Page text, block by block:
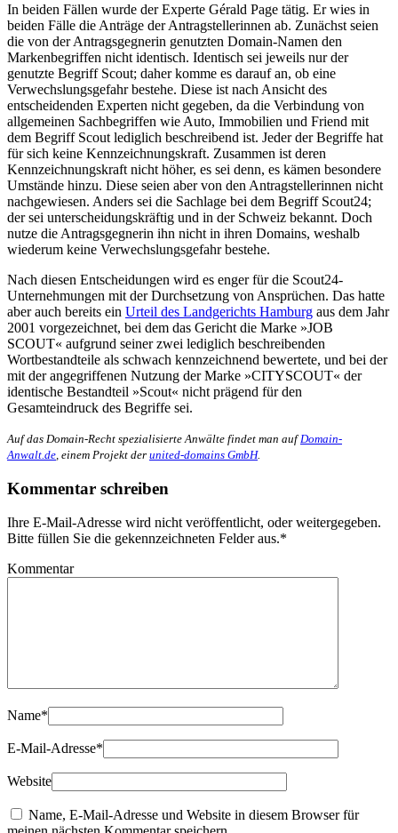
In beiden Fällen wurde der Experte Gérald Page tätig. Er wies in
beiden Fälle die Anträge der Antragstellerinnen ab. Zunächst seien
die von der Antragsgegnerin genutzten Domain-Namen den
Markenbegriffen nicht identisch. Identisch sei jeweils nur der
genutzte Begriff Scout; daher komme es darauf an, ob eine
Verwechslungsgefahr bestehe. Diese ist nach Ansicht des
entscheidenden Experten nicht gegeben, da die Verbindung von
allgemeinen Sachbegriffen wie Auto, Immobilien und Friend mit
dem Begriff Scout lediglich beschreibend ist. Jeder der Begriffe hat
für sich keine Kennzeichnungskraft. Zusammen ist deren
Kennzeichnungskraft nicht höher, es sei denn, es kämen besondere
Umstände hinzu. Diese seien aber von den Antragstellerinnen nicht
nachgewiesen. Anders sei die Sachlage bei dem Begriff Scout24;
der sei unterscheidungskräftig und in der Schweiz bekannt. Doch
nutze die Antragsgegnerin ihn nicht in ihren Domains, weshalb
wiederum keine Verwechslungsgefahr bestehe.
Nach diesen Entscheidungen wird es enger für die Scout24-
Unternehmungen mit der Durchsetzung von Ansprüchen. Das hatte
aber auch bereits ein Urteil des Landgerichts Hamburg aus dem Jahr
2001 vorgezeichnet, bei dem das Gericht die Marke »JOB
SCOUT« aufgrund seiner zwei lediglich beschreibenden
Wortbestandteile als schwach kennzeichnend bewertete, und bei der
mit der angegriffenen Nutzung der Marke »CITYSCOUT« der
identische Bestandteil »Scout« nicht prägend für den
Gesamteindruck des Begriffe sei.
Auf das Domain-Recht spezialisierte Anwälte findet man auf Domain-
Anwalt.de , einem Projekt der united-domains GmbH.
Kommentar schreiben
Ihre E-Mail-Adresse wird nicht veröffentlicht, oder weitergegeben.
Bitte füllen Sie die gekennzeichneten Felder aus.*
Kommentar
Name*
E-Mail-Adresse*
Website
Name, E-Mail-Adresse und Website in diesem Browser für